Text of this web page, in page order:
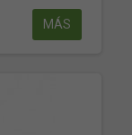
MÁS